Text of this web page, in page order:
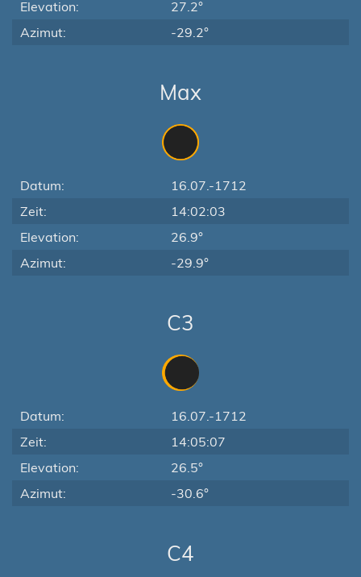
Elevation:
27.2°
Azimut:
-29.2°
Max
Datum:
16.07.-1712
Zeit:
14:02:03
Elevation:
26.9°
Azimut:
-29.9°
C3
Datum:
16.07.-1712
Zeit:
14:05:07
Elevation:
26.5°
Azimut:
-30.6°
C4